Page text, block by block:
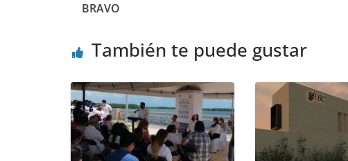
BRAVO
También te puede gustar